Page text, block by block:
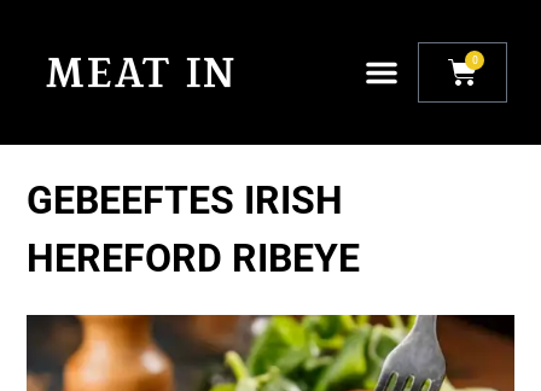
0
GEBEEFTES IRISH
HEREFORD RIBEYE